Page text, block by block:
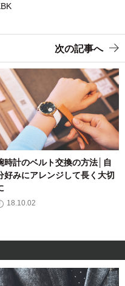
次の記事へ
時計のベルト交換の方法│自
好みにアレンジして長く大切
18.10.02